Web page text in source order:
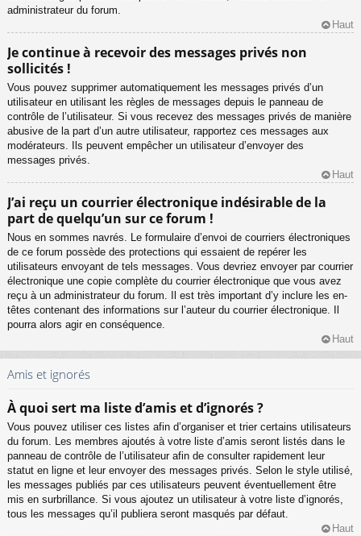
administrateur du forum.
Haut
Je continue à recevoir des messages privés non
sollicités !
Vous pouvez supprimer automatiquement les messages privés d’un
utilisateur en utilisant les règles de messages depuis le panneau de
contrôle de l’utilisateur. Si vous recevez des messages privés de manière
abusive de la part d’un autre utilisateur, rapportez ces messages aux
modérateurs. Ils peuvent empêcher un utilisateur d’envoyer des
messages privés.
Haut
J’ai reçu un courrier électronique indésirable de la
part de quelqu’un sur ce forum !
Nous en sommes navrés. Le formulaire d’envoi de courriers électroniques
de ce forum possède des protections qui essaient de repérer les
utilisateurs envoyant de tels messages. Vous devriez envoyer par courrier
électronique une copie complète du courrier électronique que vous avez
reçu à un administrateur du forum. Il est très important d’y inclure les en-
têtes contenant des informations sur l’auteur du courrier électronique. Il
pourra alors agir en conséquence.
Haut
Amis et ignorés
À quoi sert ma liste d’amis et d’ignorés ?
Vous pouvez utiliser ces listes afin d’organiser et trier certains utilisateurs
du forum. Les membres ajoutés à votre liste d’amis seront listés dans le
panneau de contrôle de l’utilisateur afin de consulter rapidement leur
statut en ligne et leur envoyer des messages privés. Selon le style utilisé,
les messages publiés par ces utilisateurs peuvent éventuellement être
mis en surbrillance. Si vous ajoutez un utilisateur à votre liste d’ignorés,
tous les messages qu’il publiera seront masqués par défaut.
Haut